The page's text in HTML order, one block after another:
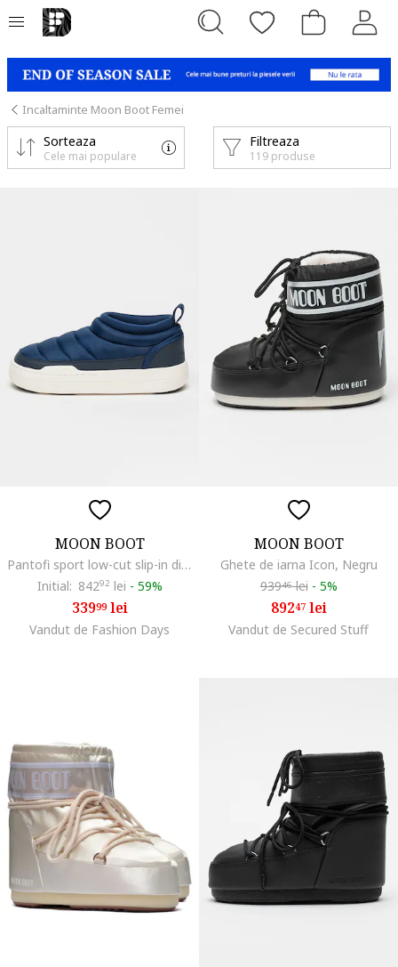
Incaltaminte Moon Boot Femei
Filtreaza
119 produse
Sorteaza
Cele mai populare
MOON BOOT
Pantofi sport low-cut slip-in din nylon Park, Bleumarin
Initial: 84292 lei - 59%
33999lei
Vandut de Fashion Days
MOON BOOT
Ghete de iarna Icon, Negru
93946lei - 5%
89247lei
Vandut de Secured Stuff